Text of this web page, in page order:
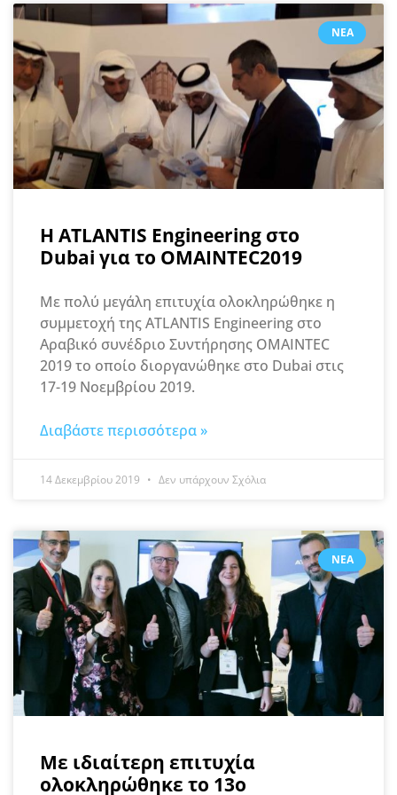
ΝΈΑ
Η ATLANTIS Engineering στο
Dubai για το OMAINTEC2019
Με πολύ μεγάλη επιτυχία ολοκληρώθηκε η
συμμετοχή της ATLANTIS Engineering στο
Αραβικό συνέδριο Συντήρησης OMAINTEC
2019 το οποίο διοργανώθηκε στο Dubai στις
17-19 Νοεμβρίου 2019.
Διαβάστε περισσότερα »
14 Δεκεμβρίου 2019 Δεν υπάρχουν Σχόλια
ΝΈΑ
Mε ιδιαίτερη επιτυχία
ολοκληρώθηκε το 13ο